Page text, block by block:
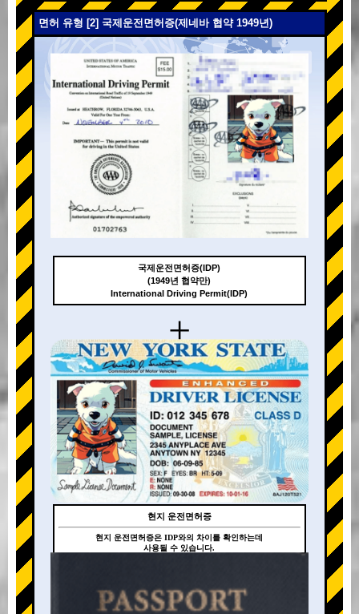
면허 유형 [2] 국제운전면허증(제네바 협약 1949년)
+
+
국제운전면허증(IDP)
(1949년 협약만)
International Driving Permit(IDP)
현지 운전면허증
현지 운전면허증은 IDP와의 차이를 확인하는데
사용될 수 있습니다.